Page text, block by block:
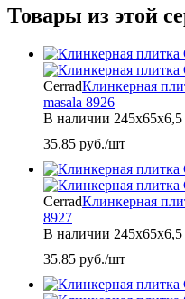
Товары из этой
CerradКлинкерная
masala 8926
В наличии 245х65х6,5
35.85 руб./шт
CerradКлинкерная
8927
В наличии
35.85 руб./шт